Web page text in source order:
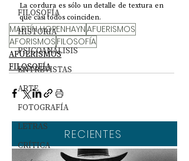
FILOSOFÍA
HISTORIA
PSICOANÁLISIS
ENTREVISTAS
ARTE
FOTOGRAFÍA
LETRAS
CRÍTICA
La cordura es sólo un detalle de textura en
que casi todos coinciden.
MARTÍN HOPENHAYNAFUERISMOS
AFORISMOS FILOSOFÍA
AFUERISMOS
FILOSOFÍA
RECIENTES